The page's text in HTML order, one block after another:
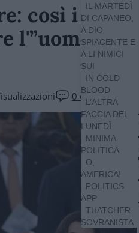
IL MARTEDÌ
DI CAPANEO,
A DIO
SPIACENTE E
A LI NIMICI
SUI
IN COLD
BLOOD
L’ALTRA
FACCIA DEL
LUNEDÌ
MINIMA
POLITICA
O,
AMERICA!
POLITICS
APP
THATCHER
SOVRANISTA
così i
l'”uomo
0 commenti